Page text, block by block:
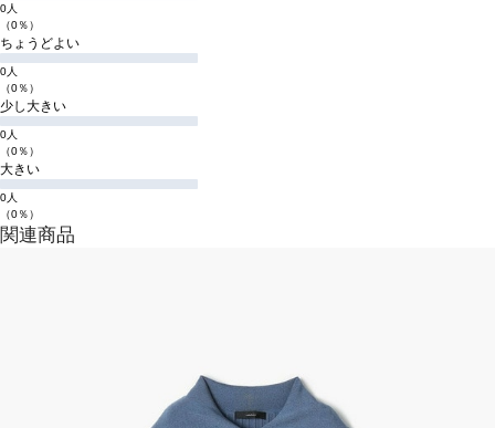
0人
（0％）
ちょうどよい
0人
（0％）
少し大きい
0人
（0％）
大きい
0人
（0％）
関連商品